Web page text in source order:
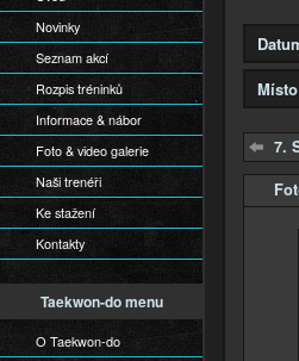
Novinky
Seznam akcí
Rozpis tréninků
Informace & nábor
Foto & video galerie
Naši trenéři
Ke stažení
Kontakty
Taekwon-do menu
O Taekwon-do
7.